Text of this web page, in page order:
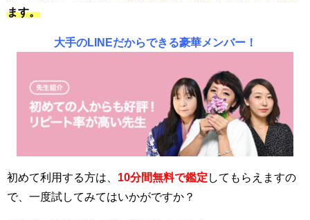
ます。
大手のLINEだからできる豪華メンバー！
初めて利用する方は、 10分間無料で鑑定 してもらえますの
で、一度試してみてはいかがですか？